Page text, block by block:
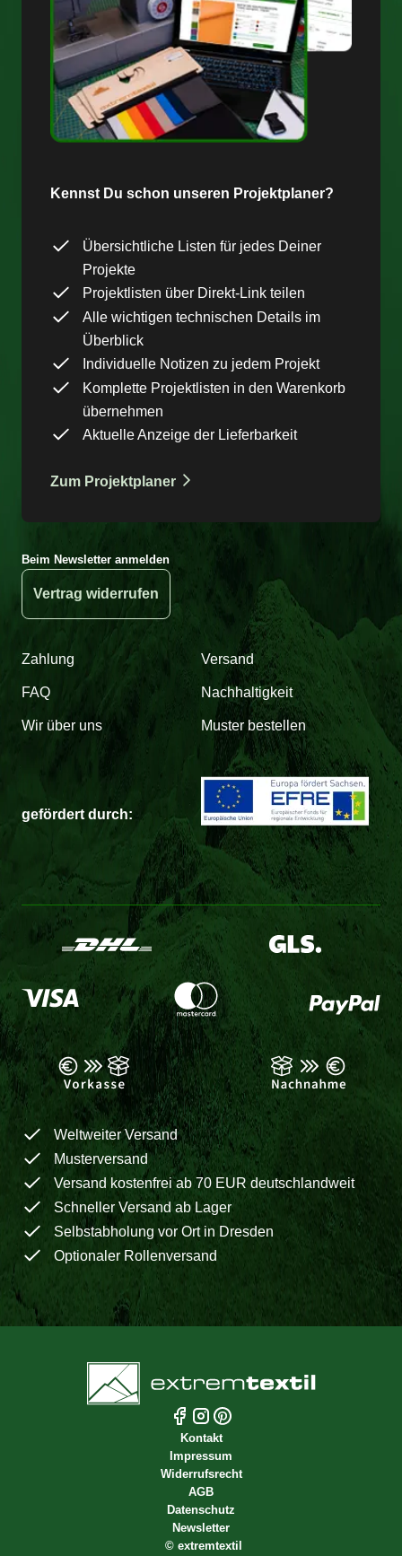
Kennst Du schon unseren Projektplaner?
Übersichtliche Listen für jedes Deiner
Projekte
Projektlisten über Direkt-Link teilen
Alle wichtigen technischen Details im
Überblick
Individuelle Notizen zu jedem Projekt
Komplette Projektlisten in den Warenkorb
übernehmen
Aktuelle Anzeige der Lieferbarkeit
Zum Projektplaner
Beim Newsletter anmelden
Vertrag widerrufen
Zahlung Versand
FAQ Nachhaltigkeit
Wir über uns Muster bestellen
gefördert durch:
Weltweiter Versand
Musterversand
Versand kostenfrei ab 70 EUR deutschlandweit
Schneller Versand ab Lager
Selbstabholung vor Ort in Dresden
Optionaler Rollenversand
Kontakt
Impressum
Widerrufsrecht
AGB
Datenschutz
Newsletter
© extremtextil